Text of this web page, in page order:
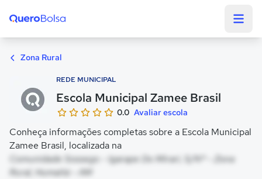
Zona Rural
REDE MUNICIPAL
Escola Municipal Zamee Brasil
0.0 Avaliar escola
Conheça informações completas sobre a Escola Municipal
Zamee Brasil, localizada na
Comunidade Sossego - Igarape Do Mirari, S/Nº - Zona
Rural, Humaitá - AM